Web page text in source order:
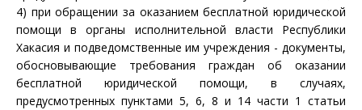
4) при обращении за оказанием бесплатной юридической
помощи в органы исполнительной власти Республики
Хакасия и подведомственные им учреждения - документы,
обосновывающие требования граждан об оказании
бесплатной юридической помощи, в случаях,
предусмотренных пунктами 5, 6, 8 и 14 части 1 статьи